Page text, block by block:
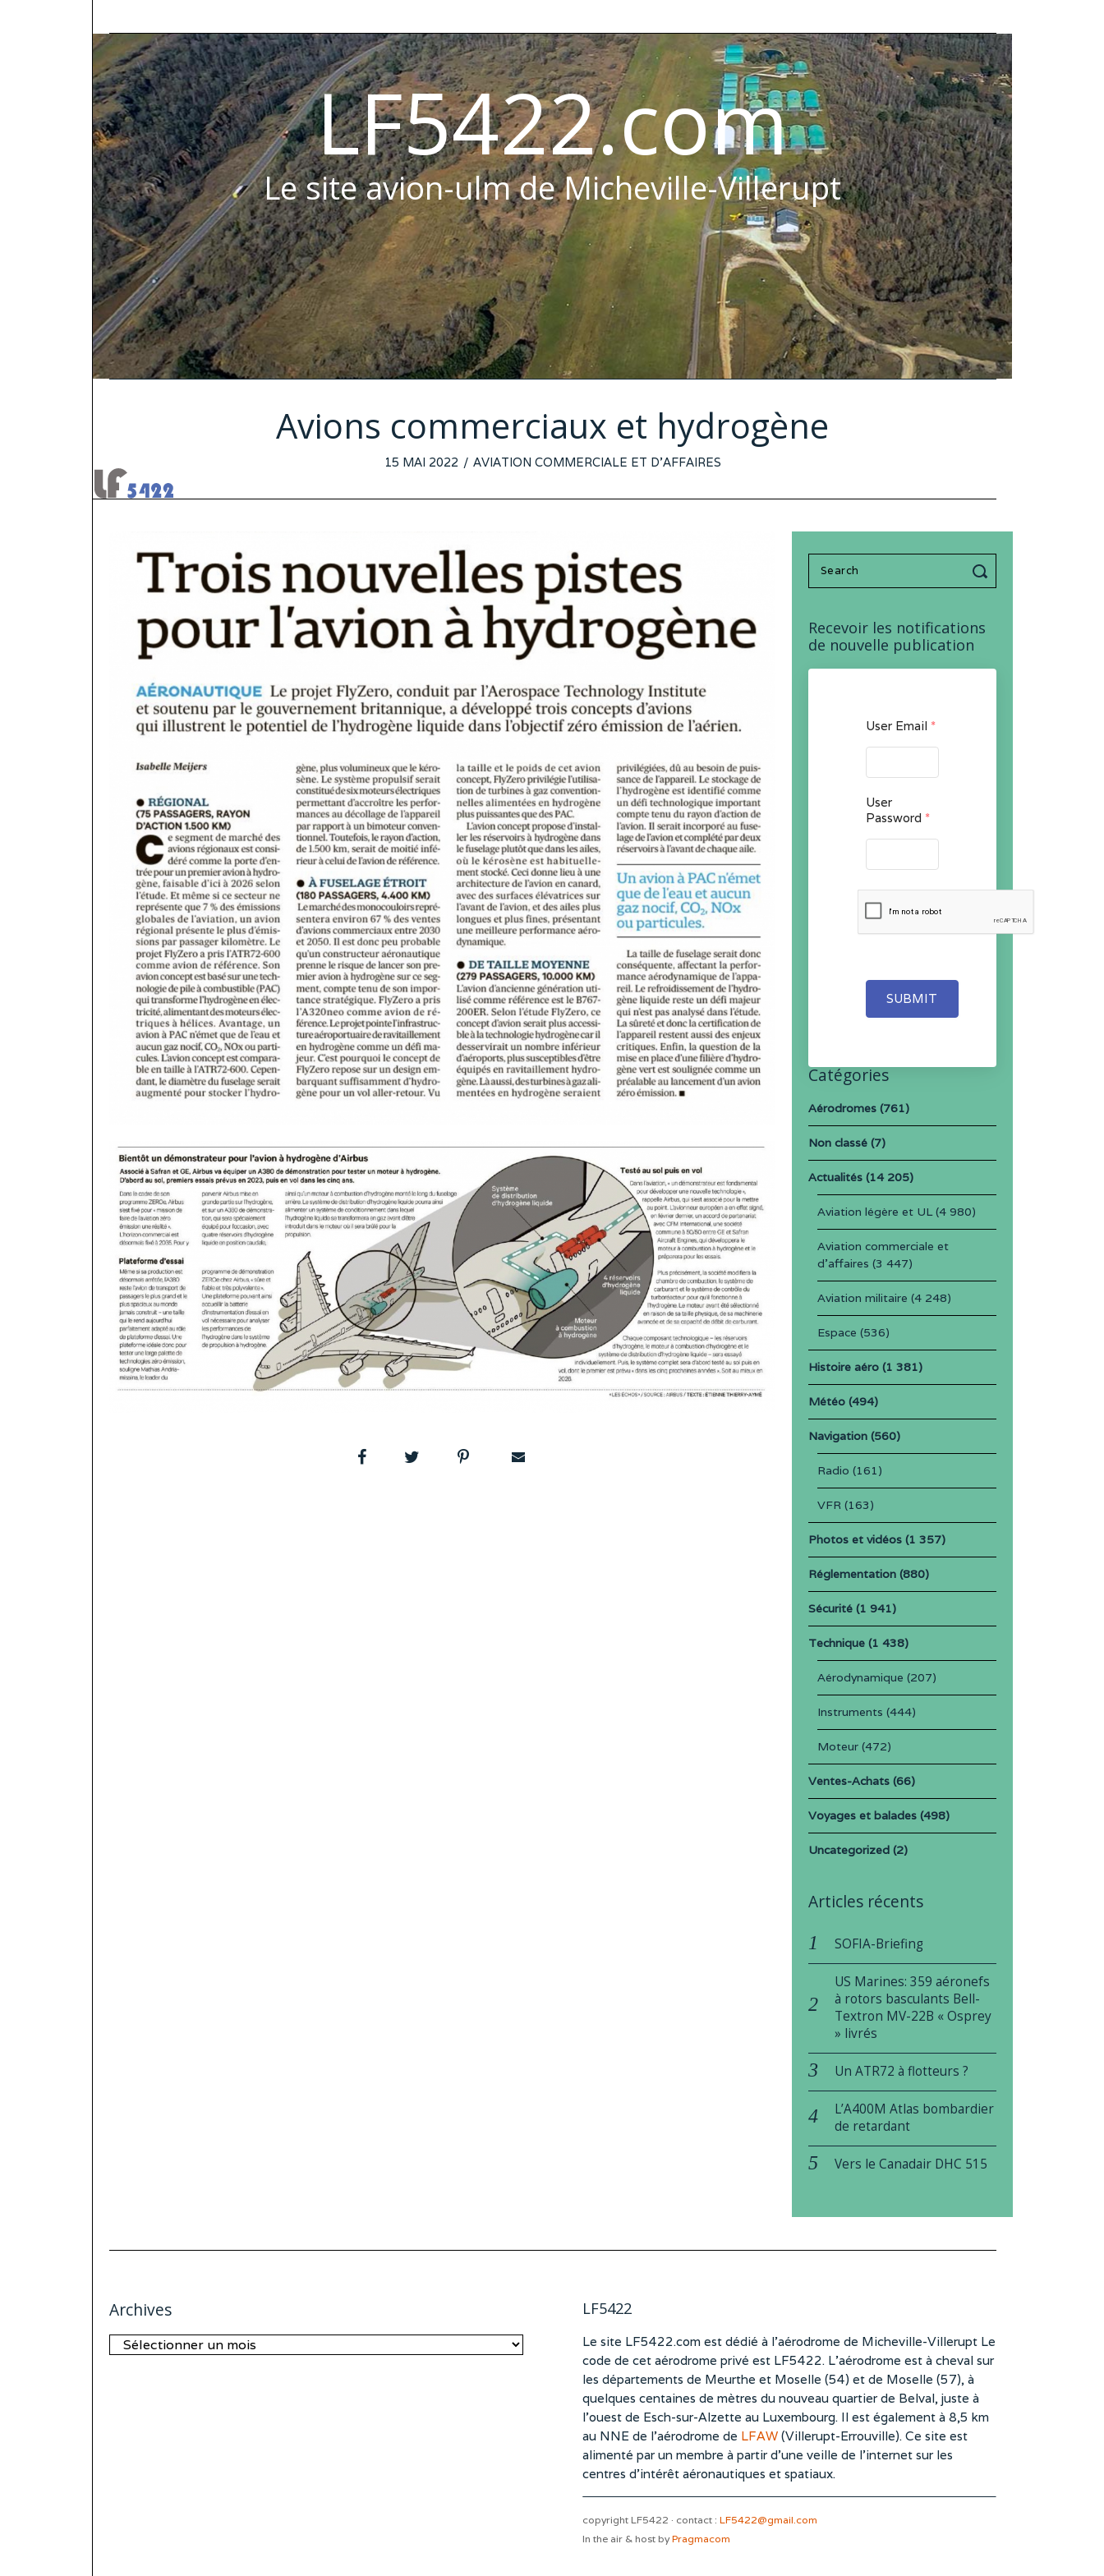
LF5422.com
Le site avion-ulm de Micheville-Villerupt
Avions commerciaux et hydrogène
POSTED
15 MAI 2022 12
2022
AVIATION COMMERCIALE ET D'AFFAIRES
Search
for:
Recevoir les notifications
de nouvelle publication
User Email *
User
Password *
SUBMIT
Catégories
Aérodromes(761)
Non classé(7)
Actualités(14 205)
Aviation légère et UL(4 980)
Aviation commerciale et
d'affaires (3 447)
Aviation militaire (4 248)
Espace (536)
Histoire aéro(1 381)
Météo(494)
Navigation(560)
Radio (161)
VFR (163)
Photos et vidéos(1 357)
Réglementation(880)
Sécurité(1 941)
Technique(1 438)
Aérodynamique (207)
Instruments (444)
Moteur(472)
Ventes-Achats(66)
Voyages et balades(498)
Uncategorized(2)
Articles récents
SOFIA-Briefing
US Marines: 359 aéronefs
à rotors basculants Bell-
Textron MV-22B « Osprey
» livrés
Un ATR72 à flotteurs ?
L’A400M Atlas bombardier
de retardant
Vers le Canadair DHC 515
Archives
Archives
LF5422
Le site LF5422.com est dédié à l’aérodrome de Micheville-Villerupt Le
code de cet aérodrome privé est LF5422. L’aérodrome est à cheval sur
les départements de Meurthe et Moselle (54) et de Moselle (57), à
quelques centaines de mètres du nouveau quartier de Belval, juste à
l’ouest de Esch-sur-Alzette au Luxembourg. Il est également à 8,5 km
au NNE de l’aérodrome de LFAW(Villerupt-Errouville). Ce site est
alimenté par un membre à partir d’une veille de l’internet sur les
centres d’intérêt aéronautiques et spatiaux.
copyright LF5422 · contact : LF5422@gmail.com
In the air & host byPragmacom